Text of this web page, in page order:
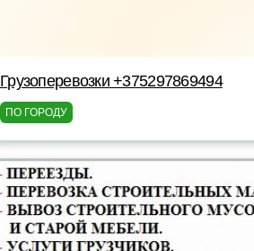
Грузоперевозки +375297869494
ПО ГОРОДУ